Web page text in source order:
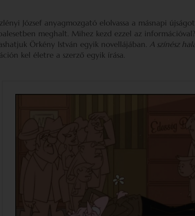
József anyagmozgató elolvassa a másnapi
meghalt. Mihez kezd ezzel az
Örkény István egyik novellájában.A színész
kel életre a szerző egyik írása.